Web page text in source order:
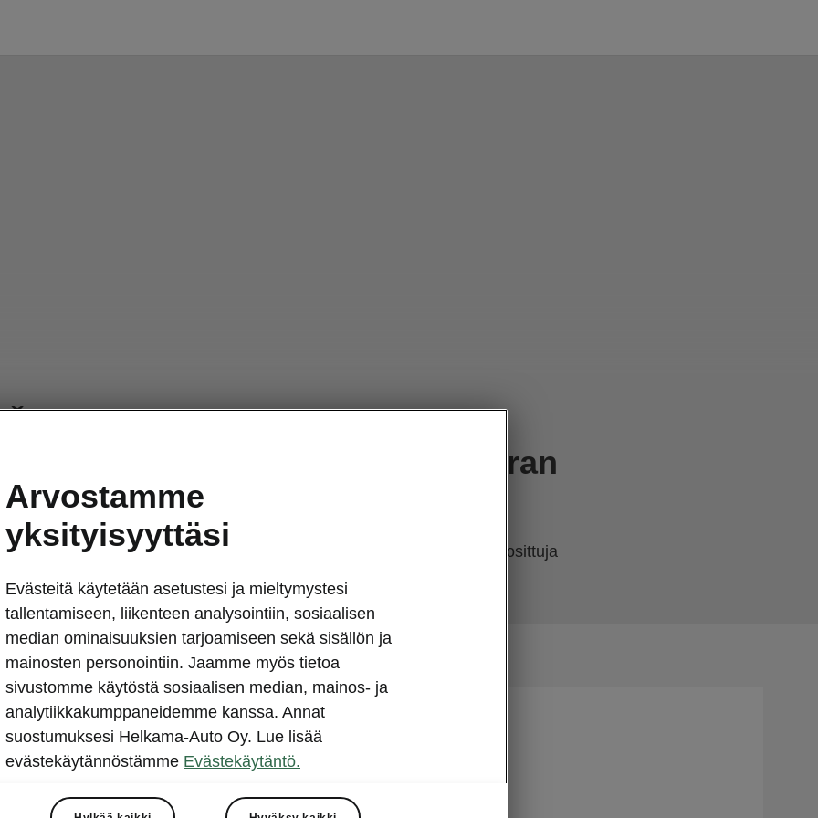
virallinen pääsponsori jo 27. kerran
2019-05-10T11:33:22.705+00:00
Tänä vuonna kisojen käytössä on 50 Škodaa, joista suurin osa on suosittuja
10. toukokuuta 2019. Jo 27. kerran peräkkäin ŠKODA AUTO
MM-kisojen virallinen pääsponsori. Tänä vuonna
maailman pisintä yksittäisen urheilulajin
Arvostamme
yksityisyyttäsi
Evästeitä käytetään asetustesi ja mieltymystesi
tallentamiseen, liikenteen analysointiin, sosiaalisen
median ominaisuuksien tarjoamiseen sekä sisällön ja
mainosten personointiin. Jaamme myös tietoa
sivustomme käytöstä sosiaalisen median, mainos- ja
analytiikkakumppaneidemme kanssa. Annat
suostumuksesi Helkama-Auto Oy. Lue lisää
evästekäytännöstämme Evästekäytäntö.